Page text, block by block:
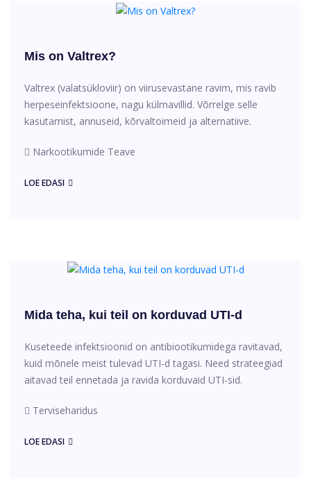
Mis on Valtrex?
Valtrex (valatsükloviir) on viirusevastane ravim, mis ravib
herpeseinfektsioone, nagu külmavillid. Võrrelge selle
kasutamist, annuseid, kõrvaltoimeid ja alternatiive.
Narkootikumide Teave
LOE EDASI
Mida teha, kui teil on korduvad UTI-d
Kuseteede infektsioonid on antibiootikumidega ravitavad,
kuid mõnele meist tulevad UTI-d tagasi. Need strateegiad
aitavad teil ennetada ja ravida korduvaid UTI-sid.
Terviseharidus
LOE EDASI